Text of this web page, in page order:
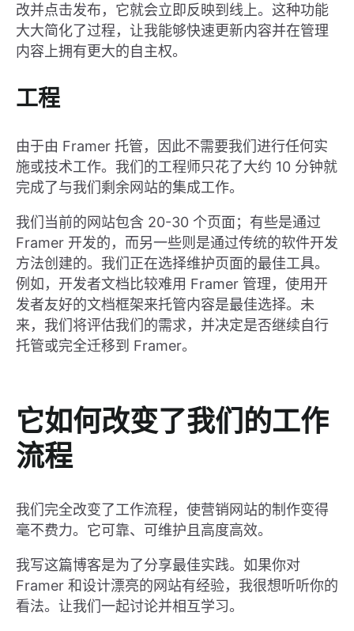
改并点击发布，它就会立即反映到线上。这种功能
大大简化了过程，让我能够快速更新内容并在管理
内容上拥有更大的自主权。
工程
由于由 Framer 托管，因此不需要我们进行任何实
施或技术工作。我们的工程师只花了大约 10 分钟就
完成了与我们剩余网站的集成工作。
我们当前的网站包含 20-30 个页面；有些是通过
Framer 开发的，而另一些则是通过传统的软件开发
方法创建的。我们正在选择维护页面的最佳工具。
例如，开发者文档比较难用 Framer 管理，使用开
发者友好的文档框架来托管内容是最佳选择。未
来，我们将评估我们的需求，并决定是否继续自行
托管或完全迁移到 Framer。
它如何改变了我们的工作
流程
我们完全改变了工作流程，使营销网站的制作变得
毫不费力。它可靠、可维护且高度高效。
我写这篇博客是为了分享最佳实践。如果你对
Framer 和设计漂亮的网站有经验，我很想听听你的
看法。让我们一起讨论并相互学习。